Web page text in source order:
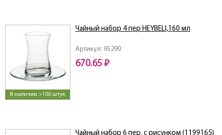
В наличии >100 штук
Артикул: 95290
Чайный набор 4 пер HEYBELI,160 мл
670.65 ₽
Чайный набор 6 пер. с рисунком (1199165)